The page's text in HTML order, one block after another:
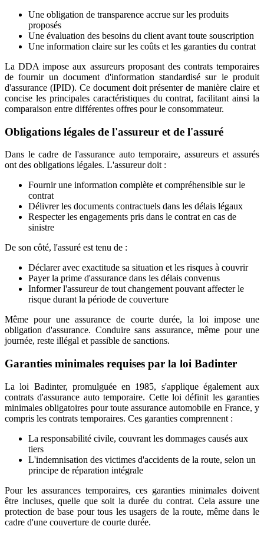
Une obligation de transparence accrue sur les produits
proposés
Une évaluation des besoins du client avant toute souscription
Une information claire sur les coûts et les garanties du contrat
La DDA impose aux assureurs proposant des contrats temporaires
de fournir un document d'information standardisé sur le produit
d'assurance (IPID). Ce document doit présenter de manière claire et
concise les principales caractéristiques du contrat, facilitant ainsi la
comparaison entre différentes offres pour le consommateur.
Obligations légales de l'assureur et de l'assuré
Dans le cadre de l'assurance auto temporaire, assureurs et assurés
ont des obligations légales. L'assureur doit :
Fournir une information complète et compréhensible sur le
contrat
Délivrer les documents contractuels dans les délais légaux
Respecter les engagements pris dans le contrat en cas de
sinistre
De son côté, l'assuré est tenu de :
Déclarer avec exactitude sa situation et les risques à couvrir
Payer la prime d'assurance dans les délais convenus
Informer l'assureur de tout changement pouvant affecter le
risque durant la période de couverture
Même pour une assurance de courte durée, la loi impose une
obligation d'assurance. Conduire sans assurance, même pour une
journée, reste illégal et passible de sanctions.
Garanties minimales requises par la loi Badinter
La loi Badinter, promulguée en 1985, s'applique également aux
contrats d'assurance auto temporaire. Cette loi définit les garanties
minimales obligatoires pour toute assurance automobile en France, y
compris les contrats temporaires. Ces garanties comprennent :
La responsabilité civile, couvrant les dommages causés aux
tiers
L'indemnisation des victimes d'accidents de la route, selon un
principe de réparation intégrale
Pour les assurances temporaires, ces garanties minimales doivent
être incluses, quelle que soit la durée du contrat. Cela assure une
protection de base pour tous les usagers de la route, même dans le
cadre d'une couverture de courte durée.